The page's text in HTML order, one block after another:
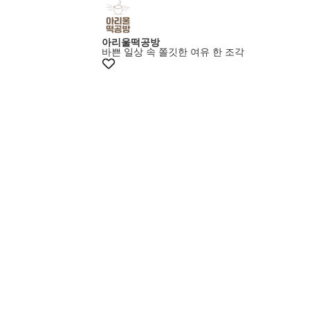
멤버스특가
아리울떡공방
바쁜 일상 속 쫄깃한 여유 한 조각